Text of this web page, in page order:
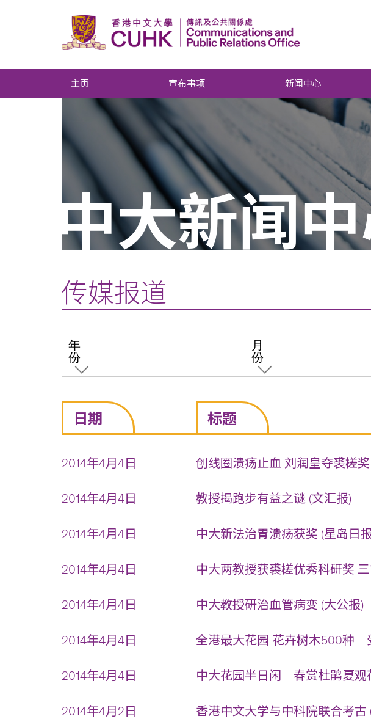
主页 宣布事项 新闻中心
中大新闻
传媒报道
年
份
月
份
日期 标题
2014年4月4日 创线圈溃疡止血 刘润皇夺裘槎
2014年4月4日 教授揭跑步有益之谜 (文汇报)
2014年4月4日 中大新法治胃溃疡获奖 (星岛日
2014年4月4日 中大两教授获裘槎优秀科研奖
2014年4月4日 中大教授研治血管病变 (大公报)
2014年4月4日 全港最大花园 花卉树木500种
2014年4月4日 中大花园半日闲 春赏杜鹃夏观
2014年4月2日 香港中文大学与中科院联合考古